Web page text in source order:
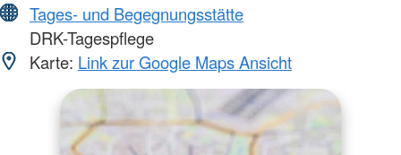
Tages- und Begegnungsstätte
DRK-Tagespflege
Karte: Link zur Google Maps Ansicht